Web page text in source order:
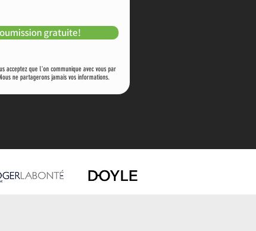
gratuite!
acceptez que l'on communique avec vous par
ne partagerons jamais vos informations.